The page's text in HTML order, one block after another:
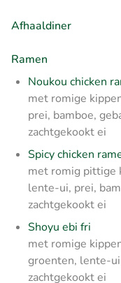
Afhaaldiner
Ramen
Noukou chicken
met romige
prei, bamboe,
zachtgekookt ei
Spicy chicken
met romig pittige
lente-ui, prei,
zachtgekookt ei
Shoyu ebi fri
met romige
groenten, lente-
zachtgekookt ei